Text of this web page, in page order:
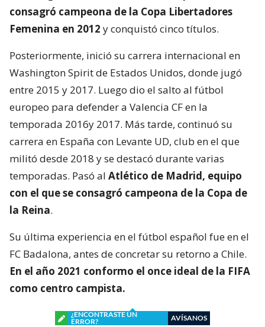
consagró campeona de la Copa Libertadores
Femenina en 2012 y conquistó cinco títulos.
Posteriormente, inició su carrera internacional en
Washington Spirit de Estados Unidos, donde jugó
entre 2015 y 2017. Luego dio el salto al fútbol
europeo para defender a Valencia CF en la
temporada 2016y 2017. Más tarde, continuó su
carrera en España con Levante UD, club en el que
militó desde 2018 y se destacó durante varias
temporadas. Pasó al Atlético de Madrid, equipo
con el que se consagró campeona de la Copa de
la Reina.
Su última experiencia en el fútbol español fue en el
FC Badalona, antes de concretar su retorno a Chile.
En el año 2021 conformo el once ideal de la FIFA
como centro campista.
¿ENCONTRASTE UN
ERROR?
AVÍSANOS